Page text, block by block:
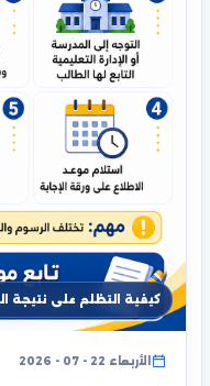
كيفية التظلم على نتيجة الشهادة
الأربعاء 22 - 07 - 2026